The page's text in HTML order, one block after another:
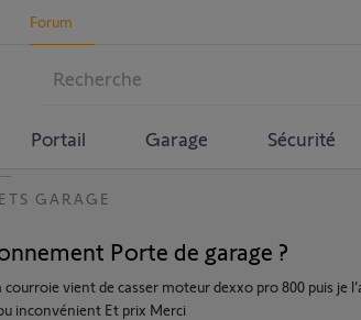
Forum
Portail Garage Sécurité
GARAGE
Porte de garage ?
courroie vient de casser moteur dexxo pro 800 puis je
inconvénient Et prix Merci